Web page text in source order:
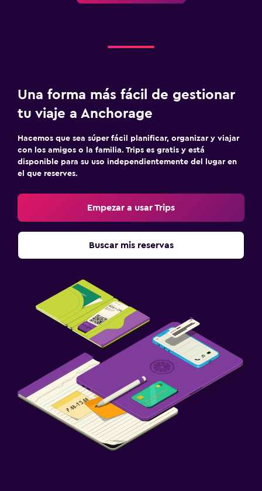
Una forma más fácil de gestionar
tu viaje a Anchorage
Hacemos que sea súper fácil planificar, organizar y viajar
con los amigos o la familia. Trips es gratis y está
disponible para su uso independientemente del lugar en
el que reserves.
Empezar a usar Trips
Buscar mis reservas